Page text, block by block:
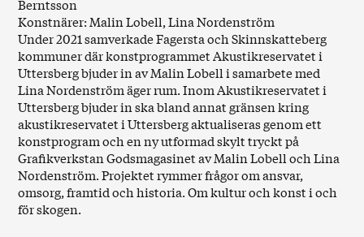
Berntsson
Konstnärer: Malin Lobell, Lina Nordenström
Under 2021 samverkade Fagersta och Skinnskatteberg
kommuner där konstprogrammet Akustikreservatet i
Uttersberg bjuder in av Malin Lobell i samarbete med
Lina Nordenström äger rum. Inom Akustikreservatet i
Uttersberg bjuder in ska bland annat gränsen kring
akustikreservatet i Uttersberg aktualiseras genom ett
konstprogram och en ny utformad skylt tryckt på
Grafikverkstan Godsmagasinet av Malin Lobell och Lina
Nordenström. Projektet rymmer frågor om ansvar,
omsorg, framtid och historia. Om kultur och konst i och
för skogen.